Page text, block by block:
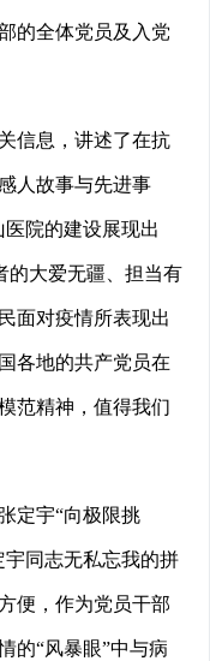
的全体党员及入党
息，讲述了在抗
人故事与先进事
院的建设展现出
的大爱无疆、担当有
面对疫情所表现出
各地的共产党员在
范精神，值得我们
定宇“向极限挑
同志无私忘我的拼
便，作为党员干部
的“风暴眼”中与病